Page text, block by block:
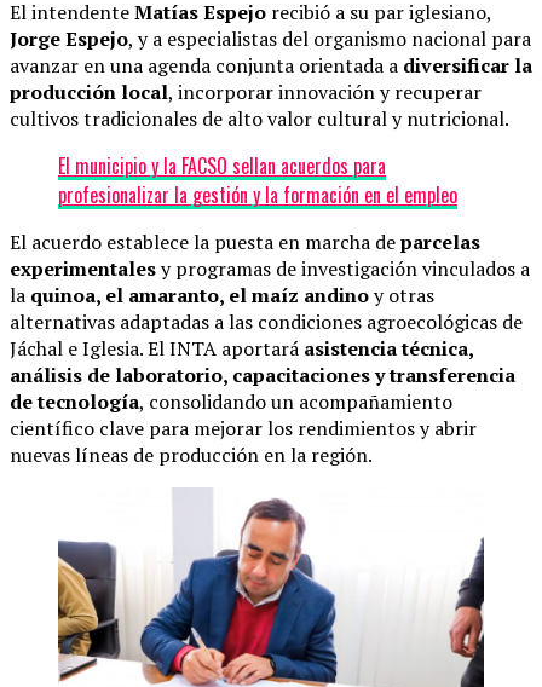
El intendenteMatías Espejo recibió a su par iglesiano,
Jorge Espejo, y a especialistas del organismo nacional para
avanzar en una agenda conjunta orientada a diversificar la
producción local, incorporar innovación y recuperar
cultivos tradicionales de alto valor cultural y nutricional.
El municipio y la FACSO sellan acuerdos para
profesionalizar la gestión y la formación en el empleo
El acuerdo establece la puesta en marcha deparcelas
experimentalesy programas de investigación vinculados a
la quinoa, el amaranto, el maíz andinoy otras
alternativas adaptadas a las condiciones agroecológicas de
Jáchal e Iglesia. El INTA aportará asistencia técnica,
análisis de laboratorio, capacitaciones y transferencia
de tecnología, consolidando un acompañamiento
científico clave para mejorar los rendimientos y abrir
nuevas líneas de producción en la región.